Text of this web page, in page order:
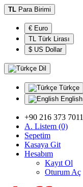
TL Para Birimi
€ Euro
TL Türk Lirası
$ US Dollar
Dil
Türkçe
English
+90 216 373 7011
A. Listem (0)
Sepetim
Kasaya Git
Hesabım
Kayıt Ol
Oturum Aç